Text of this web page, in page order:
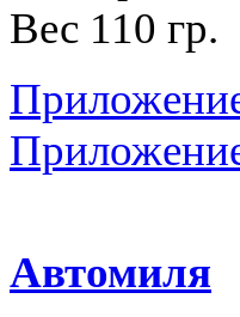
Вес 110 гр.
Автомиля